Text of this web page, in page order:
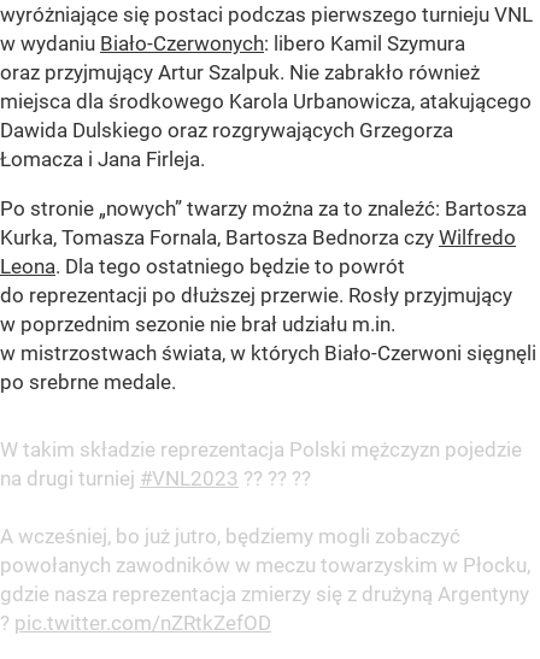
wyróżniające się postaci podczas pierwszego turnieju VNL
w wydaniu Biało-Czerwonych: libero Kamil Szymura
oraz przyjmujący Artur Szalpuk. Nie zabrakło również
miejsca dla środkowego Karola Urbanowicza, atakującego
Dawida Dulskiego oraz rozgrywających Grzegorza
Łomacza i Jana Firleja.
Po stronie „nowych” twarzy można za to znaleźć: Bartosza
Kurka, Tomasza Fornala, Bartosza Bednorza czy Wilfredo
Leona. Dla tego ostatniego będzie to powrót
do reprezentacji po dłuższej przerwie. Rosły przyjmujący
w poprzednim sezonie nie brał udziału m.in.
w mistrzostwach świata, w których Biało-Czerwoni sięgnęli
po srebrne medale.
W takim składzie reprezentacja Polski mężczyzn pojedzie
na drugi turniej #VNL2023 ?? ?? ??
A wcześniej, bo już jutro, będziemy mogli zobaczyć
powołanych zawodników w meczu towarzyskim w Płocku,
gdzie nasza reprezentacja zmierzy się z drużyną Argentyny
? pic.twitter.com/nZRtkZefOD